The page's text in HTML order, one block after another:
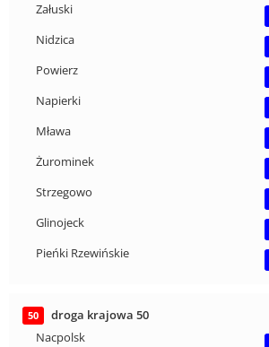
Załuski
Nidzica
Powierz
Napierki
Mława
Żurominek
Strzegowo
Glinojeck
Pieńki Rzewińskie
50
droga krajowa 50
Nacpolsk